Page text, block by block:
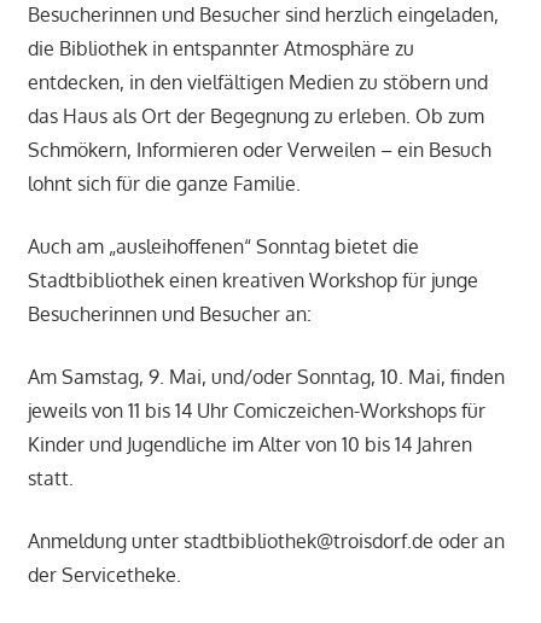
Besucherinnen und Besucher sind herzlich eingeladen,
die Bibliothek in entspannter Atmosphäre zu
entdecken, in den vielfältigen Medien zu stöbern und
das Haus als Ort der Begegnung zu erleben. Ob zum
Schmökern, Informieren oder Verweilen – ein Besuch
lohnt sich für die ganze Familie.
Auch am „ausleihoffenen“ Sonntag bietet die
Stadtbibliothek einen kreativen Workshop für junge
Besucherinnen und Besucher an:
Am Samstag, 9. Mai, und/oder Sonntag, 10. Mai, finden
jeweils von 11 bis 14 Uhr Comiczeichen-Workshops für
Kinder und Jugendliche im Alter von 10 bis 14 Jahren
statt.
Anmeldung unter stadtbibliothek@troisdorf.de oder an
der Servicetheke.